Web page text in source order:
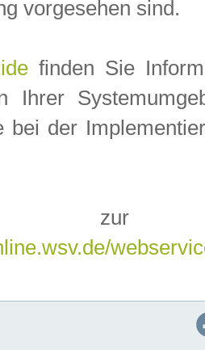
vorgesehen sind.
finden Sie
Ihrer
bei der
zur